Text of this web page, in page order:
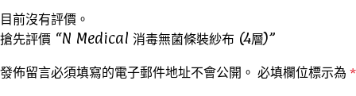
目前沒有評價。
搶先評價 “N Medical 消毒無菌條裝紗布 (4層)”
發佈留言必須填寫的電子郵件地址不會公開。 必填欄位標示為 *